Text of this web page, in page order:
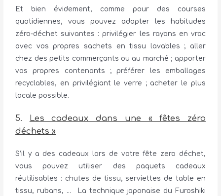
Et bien évidement, comme pour des courses
quotidiennes, vous pouvez adopter les habitudes
zéro-déchet suivantes : privilégier les rayons en vrac
avec vos propres sachets en tissu lavables ; aller
chez des petits commerçants ou au marché ; apporter
vos propres contenants ; préférer les emballages
recyclables, en privilégiant le verre ; acheter le plus
locale possible.
5. Les cadeauxdans une « fêtes zéro
déchets »
S’il y a des cadeaux lors de votre fête zero déchet,
vous pouvez utiliser des paquets cadeaux
réutilisables : chutes de tissu, serviettes de table en
tissu, rubans, … La technique japonaise du Furoshiki